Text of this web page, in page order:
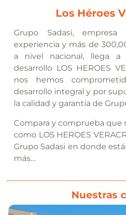
Los Héroes
Grupo Sadasi,
experiencia y más de
a nivel nacional, llega a
desarrollo LOS HEROES
nos hemos
desarrollo integral y por
la calidad y garantía de
Compara y comprueba que
como LOS HEROES
Grupo Sadasi en donde
más…
Nuestras